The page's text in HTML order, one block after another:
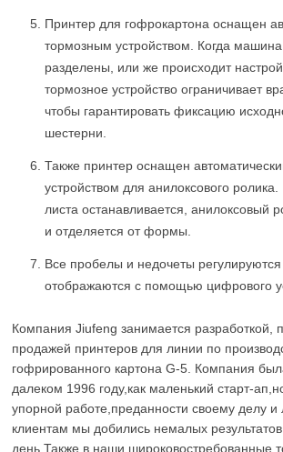
Принтер для гофрокартона оснащен
тормозным устройством. Когда
разделены, или же происходит
тормозное устройство ограничивает
чтобы гарантировать фиксацию
шестерни.
Также принтер оснащен
устройством для анилоксового ролика.
листа останавливается, анилоксовый
и отделяется от формы.
Все пробелы и недочеты
отображаются с помощью цифрового
Компания Jiufeng занимается разработкой,
продажей принтеров для линии по
гофрированного картона G-5. Компания
далеком 1996 году,как маленький старт-
упорной работе,преданности своему делу
клиентам мы добились немалых
день.Также в наши широковостребованные